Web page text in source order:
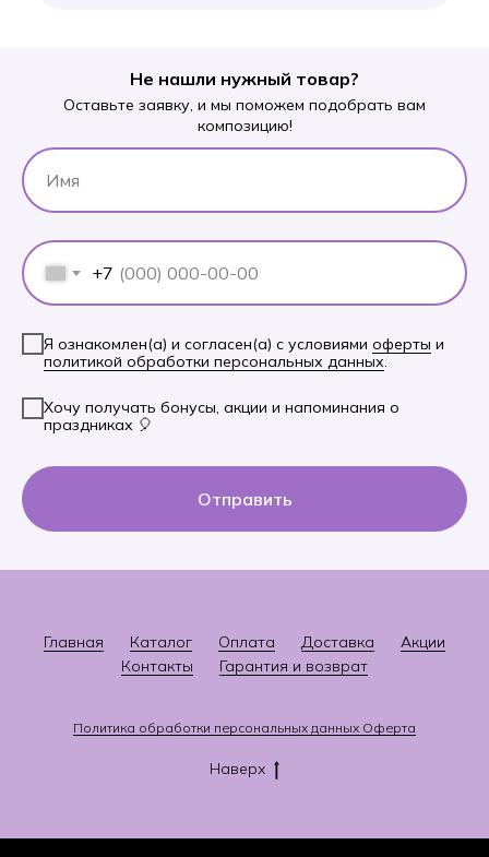
Не нашли нужный товар?
Оставьте заявку, и мы поможем подобрать вам
композицию!
+7
Я ознакомлен(а) и согласен(а) с условиями оферты и
политикой обработки персональных данных
Хочу получать бонусы, акции и напоминания о
праздниках 🎈
Отправить
Главная Каталог Оплата Доставка
Акции
Контакты
Гарантия и возврат
Политика обработки персональных данных Оферта
Наверх